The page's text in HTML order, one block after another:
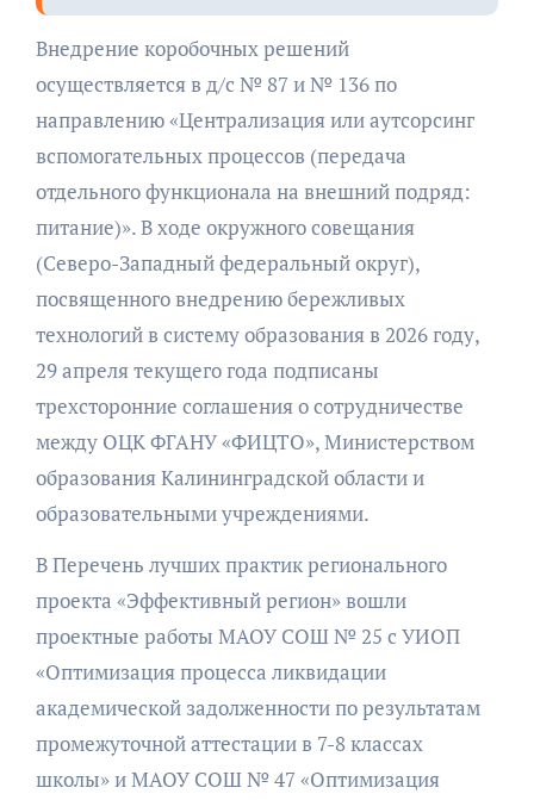
Внедрение коробочных решений
осуществляется в д/с № 87 и № 136 по
направлению «Централизация или аутсорсинг
вспомогательных процессов (передача
отдельного функционала на внешний подряд:
питание)». В ходе окружного совещания
(Северо-Западный федеральный округ),
посвященного внедрению бережливых
технологий в систему образования в 2026 году,
29 апреля текущего года подписаны
трехсторонние соглашения о сотрудничестве
между ОЦК ФГАНУ «ФИЦТО», Министерством
образования Калининградской области и
образовательными учреждениями.
В Перечень лучших практик регионального
проекта «Эффективный регион» вошли
проектные работы МАОУ СОШ № 25 с УИОП
«Оптимизация процесса ликвидации
академической задолженности по результатам
промежуточной аттестации в 7-8 классах
школы» и МАОУ СОШ № 47 «Оптимизация